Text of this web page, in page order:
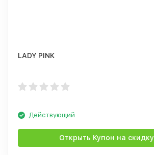
LADY PINK
Действующий
Открыть Купон на скидку